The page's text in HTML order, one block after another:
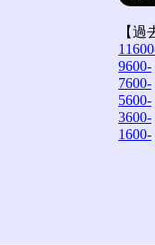
【
9600-
7600-
5600-
3600-
1600-